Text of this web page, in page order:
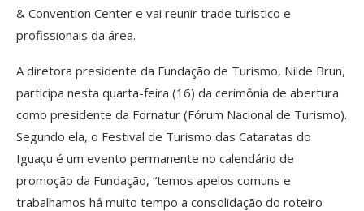
& Convention Center e vai reunir trade turístico e
profissionais da área.
A diretora presidente da Fundação de Turismo, Nilde Brun,
participa nesta quarta-feira (16) da cerimônia de abertura
como presidente da Fornatur (Fórum Nacional de Turismo).
Segundo ela, o Festival de Turismo das Cataratas do
Iguaçu é um evento permanente no calendário de
promoção da Fundação, “temos apelos comuns e
trabalhamos há muito tempo a consolidação do roteiro